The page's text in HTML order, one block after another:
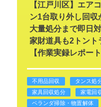
【江戸川区】エア
ン1台取り外し回収
大量処分まで即日
家財道具も2トント
【作業実録レポート
不用品回収 タンス処
家具回収処分
家電回
ベランダ掃除・物置解体